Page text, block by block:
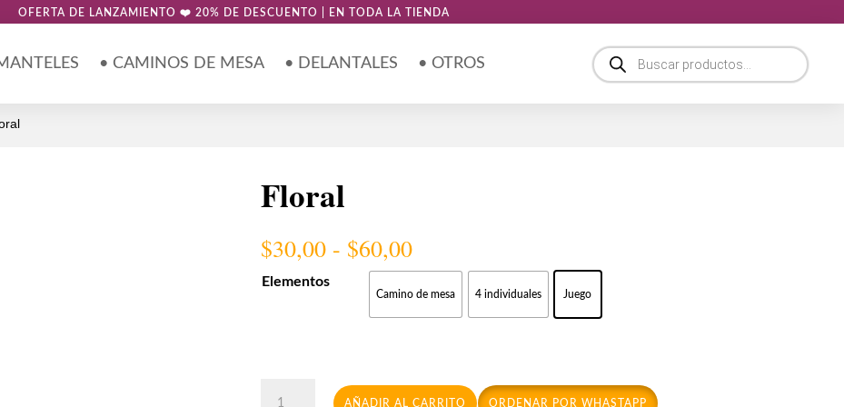
OFERTA DE LANZAMIENTO ❤️ 20% DE DESCUENTO | EN TODA LA TIENDA
• CAMINOS DE MESA • DELANTALES • OTROS
Búsqueda
productos
Floral
$30,00 - $60,00Rango
de
precios:
desde
Elementos
Camino de mesa 4 individuales Juego
AÑADIR AL CARRITO ORDENAR POR WHASTAPP